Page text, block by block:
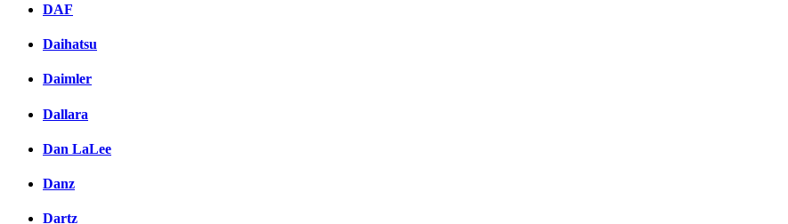
DAF
Daihatsu
Daimler
Dallara
Dan LaLee
Danz
Dartz